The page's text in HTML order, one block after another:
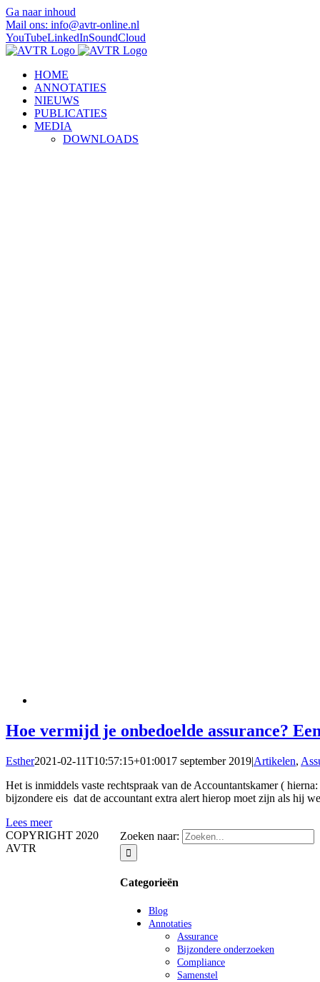
Ga naar inhoud
Mail ons: info@avtr-online.nl
YouTubeLinkedInSoundCloud
HOME
ANNOTATIES
NIEUWS
PUBLICATIES
MEDIA
DOWNLOADS
Hoe vermijd je onbedoelde assurance?
Esther2021-02-11T10:57:15+01:0017 september 2019|Artikelen,
Het is inmiddels vaste rechtspraak van de Accountantskamer (
bijzondere eis dat de accountant extra alert hierop moet zijn als hij
Lees meer
Zoeken naar:
Categorieën
Blog
Annotaties
Assurance
Bijzondere onderzoeken
Compliance
Samenstel
COPYRIGHT 2020
AVTR